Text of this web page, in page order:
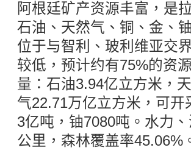
阿根廷矿产资源丰富，是
石油、天然气、铜、金、
位于与智利、玻利维亚交
较低，预计约有75%的资
量：石油3.94亿立方米，
气22.71万亿立方米，可
3亿吨，铀7080吨。水力
公里，森林覆盖率45.06%